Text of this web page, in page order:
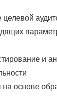
и
основе